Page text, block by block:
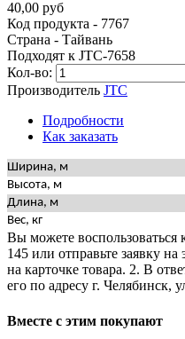
510457
40,00 руб
Код продукта - 7767
Страна - Тайвань
Подходят к JTC-7658
Кол-во:
Производитель JTC
Подробности
Как заказать
Ширина, м
Высота, м
Длина, м
Вес, кг
Вы можете воспользоваться
145 или отправьте заявку
на карточке товара. 2. В
его по адресу г.
Вместе с этим покупают